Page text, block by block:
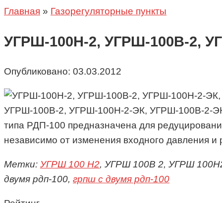
Главная » Газорегуляторные пункты
УГРШ-100Н-2, УГРШ-100В-2,
Опубликовано: 03.03.2012
УГРШ-100В-2, УГРШ-100Н-2-ЭК, УГРШ-100В-2-ЭК
типа РДП-100 предназначена для
независимо от изменения входного давления и
Метки: УГРШ 100 Н2, УГРШ 100В 2, УГРШ
двумя рдп-100, грпш с двумя рдп-100